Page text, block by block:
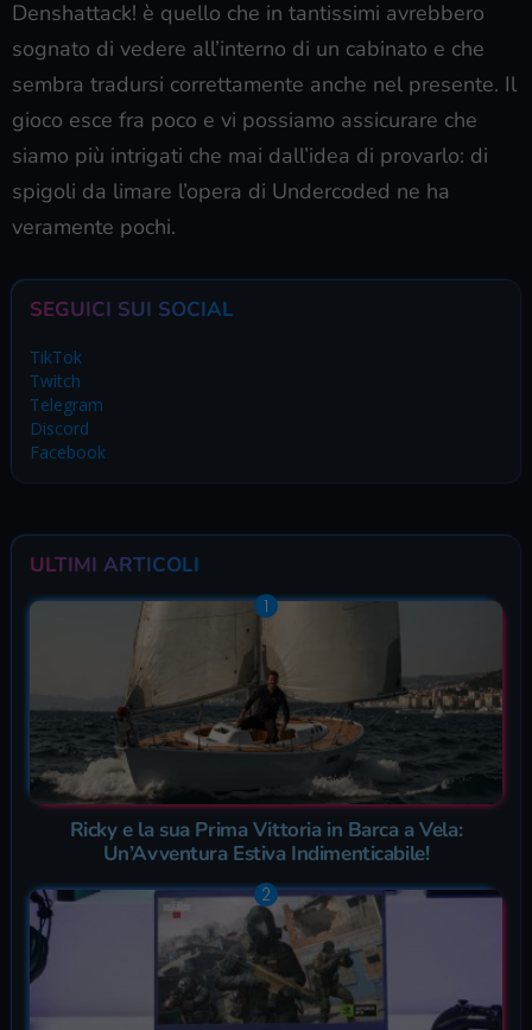
Denshattack! è quello che in tantissimi avrebbero
sognato di vedere all’interno di un cabinato e che
sembra tradursi correttamente anche nel presente. Il
gioco esce fra poco e vi possiamo assicurare che
siamo più intrigati che mai dall’idea di provarlo: di
spigoli da limare l’opera di Undercoded ne ha
veramente pochi.
SEGUICI SUI SOCIAL
TikTok
Twitch
Telegram
Discord
Facebook
ULTIMI ARTICOLI
Ricky e la sua Prima Vittoria in Barca a Vela:
Un’Avventura Estiva Indimenticabile!